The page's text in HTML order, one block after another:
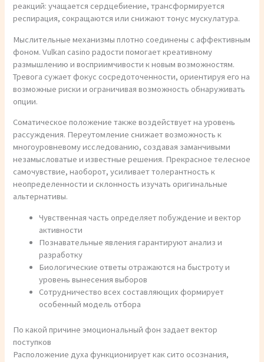
реакций: учащается сердцебиение, трансформируется
респирация, сокращаются или снижают тонус мускулатура.
Мыслительные механизмы плотно соединены с аффективным
фоном. Vulkan casino радости помогает креативному
размышлению и восприимчивости к новым возможностям.
Тревога сужает фокус сосредоточенности, ориентируя его на
возможные риски и ограничивая возможность обнаруживать
опции.
Соматическое положение также воздействует на уровень
рассуждения. Переутомление снижает возможность к
многоуровневому исследованию, создавая заманчивыми
незамысловатые и известные решения. Прекрасное телесное
самочувствие, наоборот, усиливает толерантность к
неопределенности и склонность изучать оригинальные
альтернативы.
Чувственная часть определяет побуждение и вектор
активности
Познавательные явления гарантируют анализ и
разработку
Биологические ответы отражаются на быстроту и
уровень вынесения выборов
Сотрудничество всех составляющих формирует
особенный модель отбора
По какой причине эмоциональный фон задает вектор
поступков
Расположение духа функционирует как сито осознания,